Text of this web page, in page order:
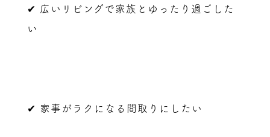
✔ 広いリビングで家族とゆったり過ごした
い
✔ 家事がラクになる間取りにしたい